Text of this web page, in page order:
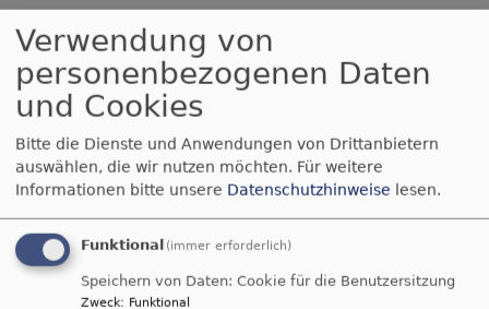
Kids-Treff am 2.
März
Bildrechte Pixabay
Wir bauen eine
Osterstadt!
Jahren
Verwendung von
personenbezogenen Daten
und Cookies
Bitte die Dienste und Anwendungen von Drittanbietern
auswählen, die wir nutzen möchten. Für weitere
Informationen bitte unsere Datenschutzhinweise lesen.
Funktional (immer erforderlich)
Speichern von Daten: Cookie für die Benutzersitzung
Zweck: Funktional